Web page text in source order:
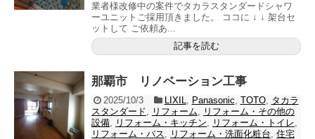
業者様改修中の案件でタカラスタンダードシャワ
ーユニットご採用頂きました。 ココに ↓ ↓ 架台セ
ットして ご依頼あ...
記事を読む
那覇市 リノベーション工事
2025/10/3 LIXIL, Panasonic, TOTO, タカラ
スタンダード, リフォーム, リフォーム・その他の
設備, リフォーム・キッチン, リフォーム・トイレ,
リフォーム・バス, リフォーム・洗面化粧台, 住宅